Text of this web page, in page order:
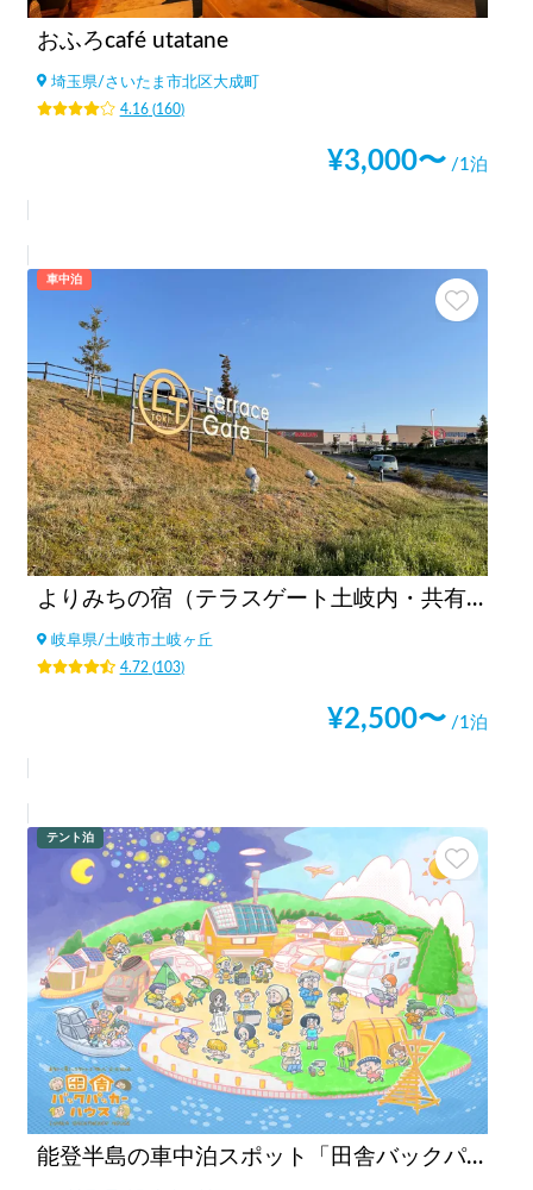
おふろcafé utatane
埼玉県/さいたま市北区大成町
4.16(160)
¥3,000〜 /1泊
車中泊
よりみちの宿（テラスゲート土岐内・共有駐車場） 🚙 C/I 15:00～ 🚙 C/O ～11:00 🚙
岐阜県/土岐市土岐ヶ丘
4.72(103)
¥2,500〜 /1泊
テント泊
能登半島の車中泊スポット「田舎バックパッカーハウス Station 1」キャンピングカーだけでなく、ライダーのバイク旅人、チャリダー 自転車旅人、バックパッカーのテント泊もウェルカム！キャンピングカー素泊まりも可！夜中の予約も可能！